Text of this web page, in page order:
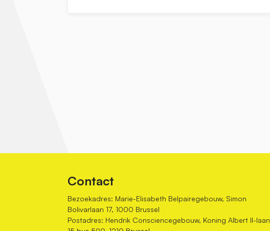
Contact
Bezoekadres: Marie-Elisabeth Belpairegebouw, Simon
Bolivarlaan 17, 1000 Brussel
Postadres: Hendrik Consciencegebouw, Koning Albert II-laan